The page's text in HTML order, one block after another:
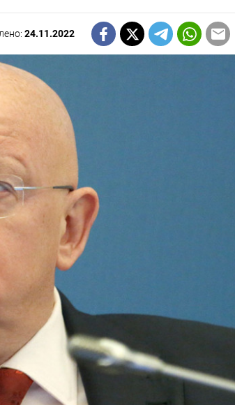
24.11.2022